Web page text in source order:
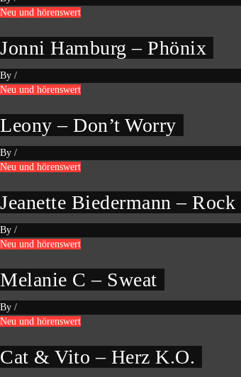
Neu und hörenswert
Jonni Hamburg – Phönix
By /
Neu und hörenswert
Leony – Don’t Worry
By /
Neu und hörenswert
Jeanette Biedermann –
By /
Neu und hörenswert
Melanie C – Sweat
By /
Neu und hörenswert
Cat & Vito – Herz K.O.